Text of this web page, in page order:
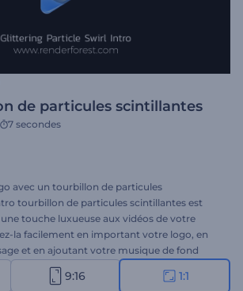
de particules scintillantes
7 secondes
avec un tourbillon de particules
tourbillon de particules scintillantes est
touche luxueuse aux vidéos de votre
la facilement en important votre logo, en
et en ajoutant votre musique de fond
d'un événement glamour, d'une
ou d'une intro sur YouTube, ce modèle
9:16 1:1